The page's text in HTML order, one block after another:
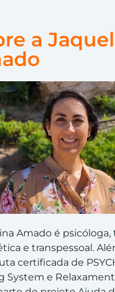
a
Amado é psicóloga,
e transpessoal.
certificada de
System e